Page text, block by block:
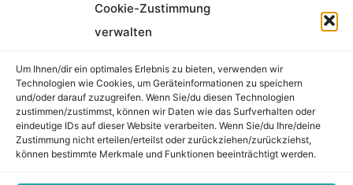
Cookie-Zustimmung
verwalten
Um Ihnen/dir ein optimales Erlebnis zu bieten, verwenden wir
Technologien wie Cookies, um Geräteinformationen zu speichern
und/oder darauf zuzugreifen. Wenn Sie/du diesen Technologien
zustimmen/zustimmst, können wir Daten wie das Surfverhalten oder
eindeutige IDs auf dieser Website verarbeiten. Wenn Sie/du Ihre/deine
Zustimmung nicht erteilen/erteilst oder zurückziehen/zurückziehst,
können bestimmte Merkmale und Funktionen beeinträchtigt werden.
©2026 Der Transkribierer